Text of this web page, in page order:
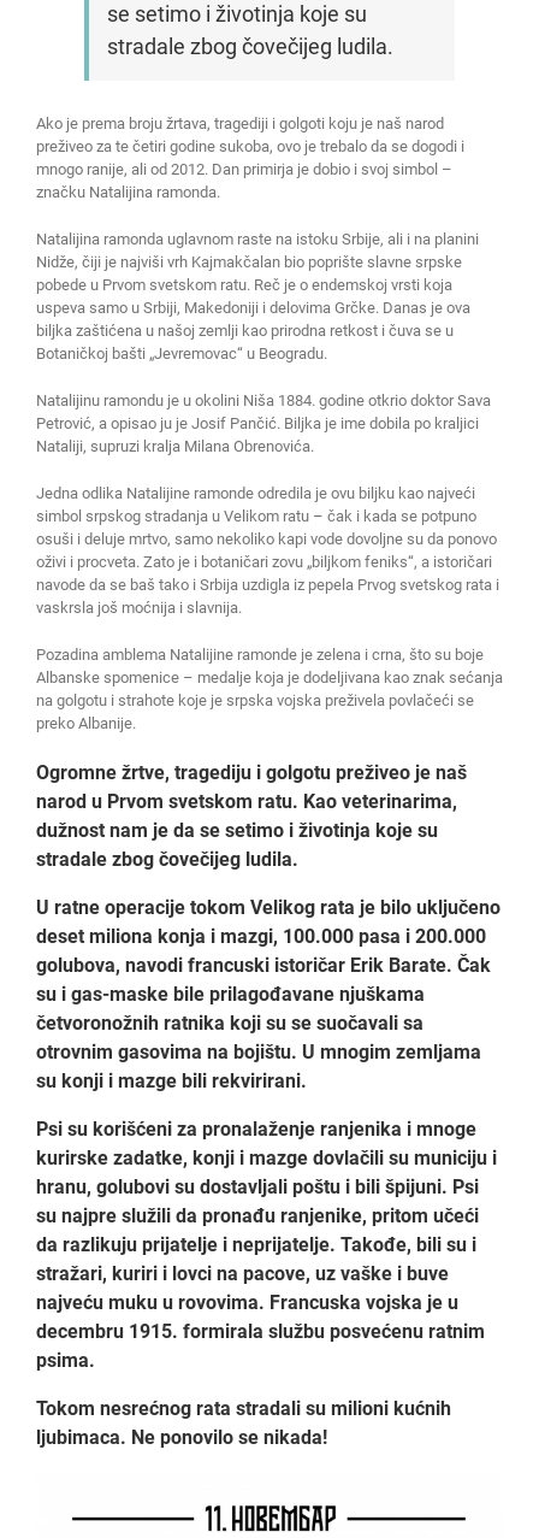
se setimo i životinja koje su
stradale zbog čovečijeg ludila.
Ako je prema broju žrtava, tragediji i golgoti koju je naš narod
preživeo za te četiri godine sukoba, ovo je trebalo da se dogodi i
mnogo ranije, ali od 2012. Dan primirja je dobio i svoj simbol –
značku Natalijina ramonda.
Natalijina ramonda uglavnom raste na istoku Srbije, ali i na planini
Nidže, čiji je najviši vrh Kajmakčalan bio poprište slavne srpske
pobede u Prvom svetskom ratu. Reč je o endemskoj vrsti koja
uspeva samo u Srbiji, Makedoniji i delovima Grčke. Danas je ova
biljka zaštićena u našoj zemlji kao prirodna retkost i čuva se u
Botaničkoj bašti „Jevremovac“ u Beogradu.
Natalijinu ramondu je u okolini Niša 1884. godine otkrio doktor Sava
Petrović, a opisao ju je Josif Pančić. Biljka je ime dobila po kraljici
Nataliji, supruzi kralja Milana Obrenovića.
Jedna odlika Natalijine ramonde odredila je ovu biljku kao najveći
simbol srpskog stradanja u Velikom ratu – čak i kada se potpuno
osuši i deluje mrtvo, samo nekoliko kapi vode dovoljne su da ponovo
oživi i procveta. Zato je i botaničari zovu „biljkom feniks“, a istoričari
navode da se baš tako i Srbija uzdigla iz pepela Prvog svetskog rata i
vaskrsla još moćnija i slavnija.
Pozadina amblema Natalijine ramonde je zelena i crna, što su boje
Albanske spomenice – medalje koja je dodeljivana kao znak sećanja
na golgotu i strahote koje je srpska vojska preživela povlačeći se
preko Albanije.
Ogromne žrtve, tragediju i golgotu preživeo je naš
narod u Prvom svetskom ratu. Kao veterinarima,
dužnost nam je da se setimo i životinja koje su
stradale zbog čovečijeg ludila.
U ratne operacije tokom Velikog rata je bilo uključeno
deset miliona konja i mazgi, 100.000 pasa i 200.000
golubova, navodi francuski istoričar Erik Barate. Čak
su i gas-maske bile prilagođavane njuškama
četvoronožnih ratnika koji su se suočavali sa
otrovnim gasovima na bojištu. U mnogim zemljama
su konji i mazge bili rekvirirani.
Psi su korišćeni za pronalaženje ranjenika i mnoge
kurirske zadatke, konji i mazge dovlačili su municiju i
hranu, golubovi su dostavljali poštu i bili špijuni. Psi
su najpre služili da pronađu ranjenike, pritom učeći
da razlikuju prijatelje i neprijatelje. Takođe, bili su i
stražari, kuriri i lovci na pacove, uz vaške i buve
najveću muku u rovovima. Francuska vojska je u
decembru 1915. formirala službu posvećenu ratnim
psima.
Tokom nesrećnog rata stradali su milioni kućnih
ljubimaca. Ne ponovilo se nikada!